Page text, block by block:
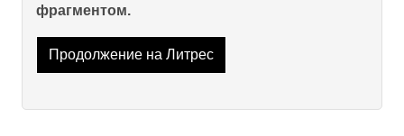
фрагментом.
Продолжение на Литрес